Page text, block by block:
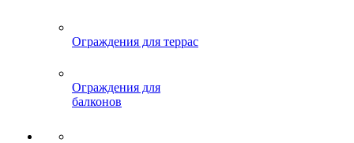
Ограждения для террас
Ограждения для
балконов